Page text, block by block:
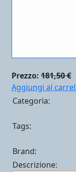
Prezzo: 181,50 €
Aggiungi al
Categoria:
Tags:
Brand:
Descrizione: